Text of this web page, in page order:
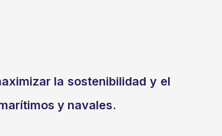
la sostenibilidad y el
y navales.